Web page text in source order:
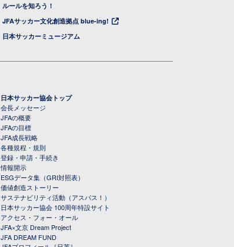
ルールを知ろう！
JFAサッカー文化創造拠点 blue-ing!
日本サッカーミュージアム
日本サッカー協会トップ
会長メッセージ
JFAの概要
JFAの目標
JFA成長戦略
各種規程・規則
登録・申請・手続き
情報開示
ESGデータ集（GRI対照表）
価値創造ストーリー
サステナビリティ活動（アスパス！）
日本サッカー協会 100周年特設サイト
アクセス・フォー・オール
JFA×文京 Dream Project
JFA DREAM FUND